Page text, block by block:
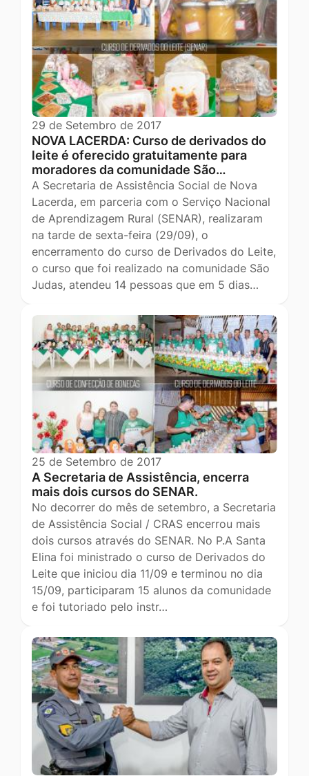
29 de Setembro de 2017
NOVA LACERDA: Curso de derivados do
leite é oferecido gratuitamente para
moradores da comunidade São…
A Secretaria de Assistência Social de Nova
Lacerda, em parceria com o Serviço Nacional
de Aprendizagem Rural (SENAR), realizaram
na tarde de sexta-feira (29/09), o
encerramento do curso de Derivados do Leite,
o curso que foi realizado na comunidade São
Judas, atendeu 14 pessoas que em 5 dias…
25 de Setembro de 2017
A Secretaria de Assistência, encerra
mais dois cursos do SENAR.
No decorrer do mês de setembro, a Secretaria
de Assistência Social / CRAS encerrou mais
dois cursos através do SENAR. No P.A Santa
Elina foi ministrado o curso de Derivados do
Leite que iniciou dia 11/09 e terminou no dia
15/09, participaram 15 alunos da comunidade
e foi tutoriado pelo instr…